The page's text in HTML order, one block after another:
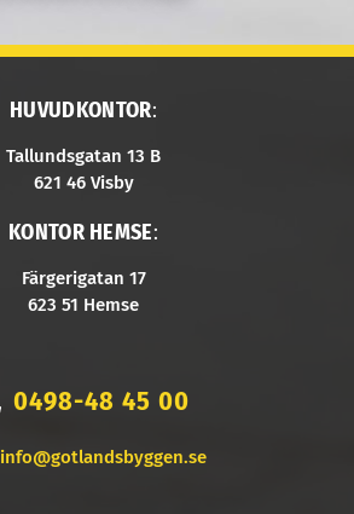
HUVUDKONTOR:
Tallundsgatan 13 B
621 46 Visby
KONTOR HEMSE:
Färgerigatan 17
623 51 Hemse
0498-48 45 00
info@gotlandsbyggen.se